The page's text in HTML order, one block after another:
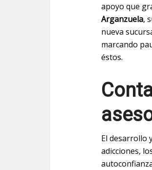
apoyo que
Arganzuela,
nueva
marcando
éstos.
El desarrollo
adicciones,